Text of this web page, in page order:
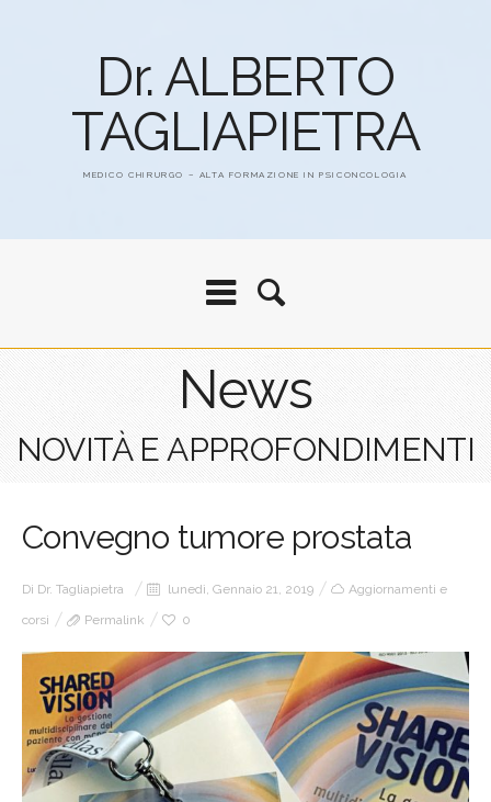
Dr. ALBERTO
TAGLIAPIETRA
MEDICO CHIRURGO – ALTA FORMAZIONE IN PSICONCOLOGIA
News
NOVITÀ E APPROFONDIMENTI
Convegno tumore prostata
Di Dr. Tagliapietra lunedì, Gennaio 21, 2019
Aggiornamenti e
corsi
Permalink 0